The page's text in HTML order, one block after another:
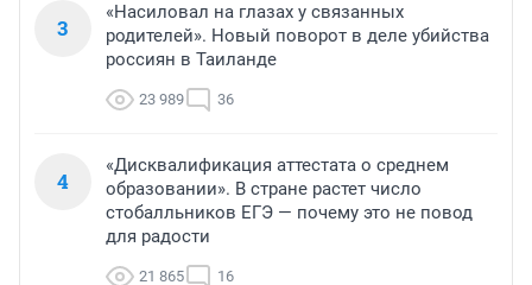
3
«Насиловал на глазах у связанных
родителей». Новый поворот в деле убийства
россиян в Таиланде
23 989 36
4
«Дисквалификация аттестата о среднем
образовании». В стране растет число
стобалльников ЕГЭ — почему это не повод
для радости
21 865 16